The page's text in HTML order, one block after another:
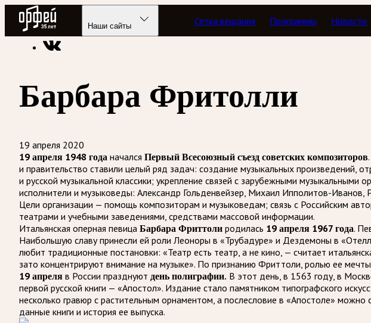
Радио Орфей
Наши сайты Сетка вещания Программы Новости
Радио классической музыки «Орфей» Подкасты Этот день как дата
Барбара Фритолли
19 апреля 2020
19 апреля 1948 года начался Первый Всесоюзный съезд советских композиторов
и правительство ставили целый ряд задач: создание музыкальных
и русской музыкальной классики; укрепление связей с зарубежными
исполнители и музыковеды: Александр Гольденвейзер, Михаил Ипполитов-Иванов,
Цели организации — помощь композиторам и музыковедам; связь с Российским
театрами и учебными заведениями, средствами массовой информации.
Итальянская оперная певица Барбара Фриттоли родилась 19 апреля 1967 года.
Наибольшую славу принесли ей роли Леоноры в «Трубадуре» и Дездемоны в
любит традиционные постановки: «Театр есть театр, а не кино, — считает
зато концентрируют внимание на музыке». По признанию Фриттоли, ролью ее
19 апреля в России празднуют день полиграфии. В этот день, в 1563 году, в
первой русской книги — «Апостол». Издание стало памятником типографского
несколько гравюр с растительным орнаментом, а послесловие в «Апостоле»
данные книги и история ее выпуска.